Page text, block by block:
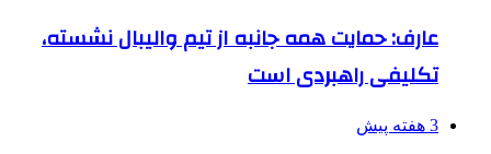
عارف: حمایت همه جانبه از تیم والیبال نشسته،
تکلیفی راهبردی است
3 هفته پیش